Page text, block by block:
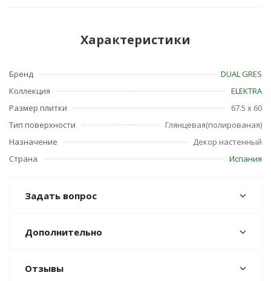
Характеристики
Бренд
DUAL GRES
Коллекция
ELEKTRA
Размер плитки
67.5 x 60
Тип поверхности
Глянцевая(полированая)
Назначение
Декор настенный
Страна
Испания
Задать вопрос
Дополнительно
Отзывы